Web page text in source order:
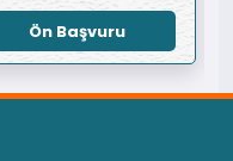
Ön Başvuru